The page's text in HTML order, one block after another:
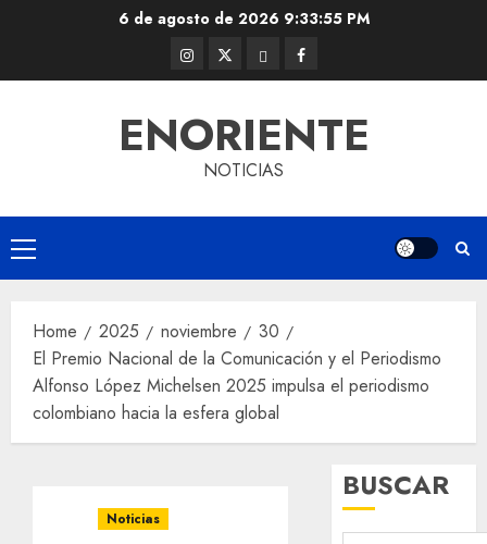
6 de agosto de 2026 9:33:55 PM
Instagram
@EnOriente
Twitter
(X)
ThreadsFacebook
ENORIENTE
NOTICIAS
Primary
Menu
Home 2025 noviembre
30
El Premio Nacional de la Comunicación y el Periodismo
Alfonso López Michelsen 2025 impulsa el periodismo
colombiano hacia la esfera global
Noticias
BUSCAR